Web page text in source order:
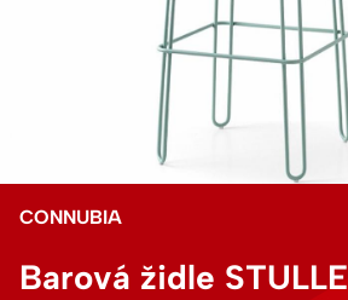
CONNUBIA
Barová židle STULLE